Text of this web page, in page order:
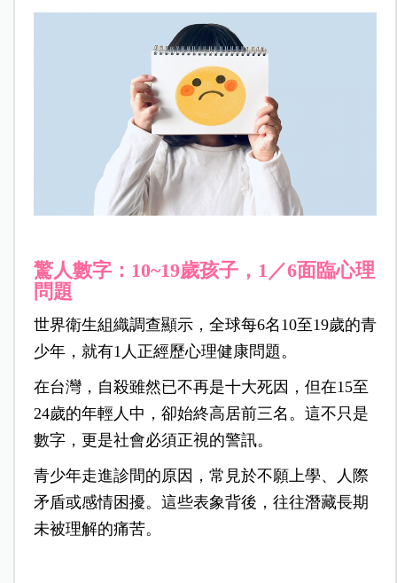
驚人數字：10~19歲孩子，1／6面臨心理
問題
世界衛生組織調查顯示，全球每6名10至19歲的青
少年，就有1人正經歷心理健康問題。
在台灣，自殺雖然已不再是十大死因，但在15至
24歲的年輕人中，卻始終高居前三名。這不只是
數字，更是社會必須正視的警訊。
青少年走進診間的原因，常見於不願上學、人際
矛盾或感情困擾。這些表象背後，往往潛藏長期
未被理解的痛苦。